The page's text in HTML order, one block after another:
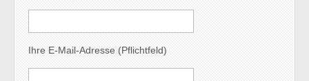
Ihre E-Mail-Adresse (Pflichtfeld)